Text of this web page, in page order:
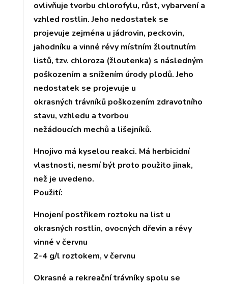
ovlivňuje tvorbu chlorofylu, růst, vybarvení a
vzhled rostlin. Jeho nedostatek se
projevuje zejména u jádrovin, peckovin,
jahodníku a vinné révy místním žloutnutím
listů, tzv. chloroza (žloutenka) s následným
poškozením a snížením úrody plodů. Jeho
nedostatek se projevuje u
okrasných trávníků poškozením zdravotního
stavu, vzhledu a tvorbou
nežádoucích mechů a lišejníků.
Hnojivo má kyselou reakci. Má herbicidní
vlastnosti, nesmí být proto použito jinak,
než je uvedeno.
Použití:
Hnojení postřikem roztoku na list u
okrasných rostlin, ovocných dřevin a révy
vinné v červnu
2-4 g/l roztokem, v červnu
Okrasné a rekreační trávníky spolu se